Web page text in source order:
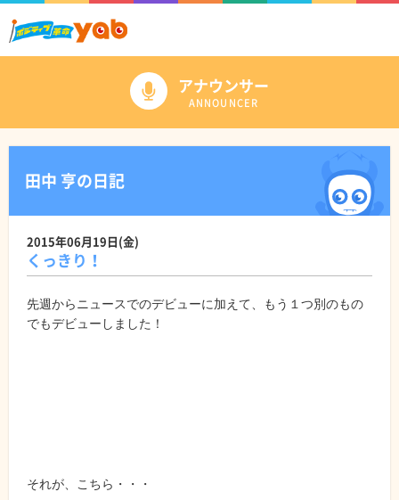
アナウンサー
ANNOUNCER
田中 亨の日記
2015年06月19日(金)
くっきり！
先週からニュースでのデビューに加えて、もう１つ別のもの
でもデビューしました！
それが、こちら・・・